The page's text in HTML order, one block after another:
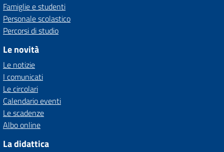
Famiglie e studenti
Personale scolastico
Percorsi di studio
Le novità
Le notizie
I comunicati
Le circolari
Calendario eventi
Le scadenze
Albo online
La didattica